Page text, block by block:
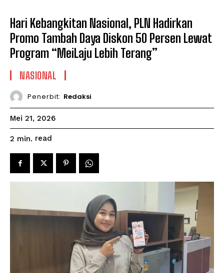
Hari Kebangkitan Nasional, PLN Hadirkan
Promo Tambah Daya Diskon 50 Persen Lewat
Program “MeiLaju Lebih Terang”
NASIONAL
Penerbit: Redaksi
Mei 21, 2026
2 min. read